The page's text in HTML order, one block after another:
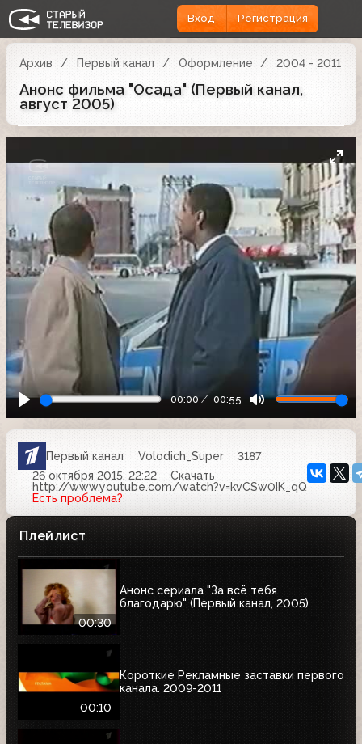
Вход Регистрация
Архив Первый канал Оформление 2004 - 2011
Анонс фильма "Осада" (Первый канал,
август 2005)
00:00 00:55
Первый канал Volodich_Super
3187
26 октября 2015, 22:22
Скачать
http://www.youtube.com/watch?v=kvCSw0IK_qQ
Есть проблема?
Плейлист
00:30
Анонс сериала "За всё тебя
благодарю" (Первый канал, 2005)
00:10
Короткие Рекламные заставки первого
канала. 2009-2011